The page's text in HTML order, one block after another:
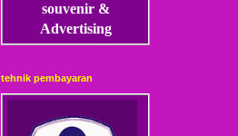
souvenir &
Advertising
tehnik pembayaran